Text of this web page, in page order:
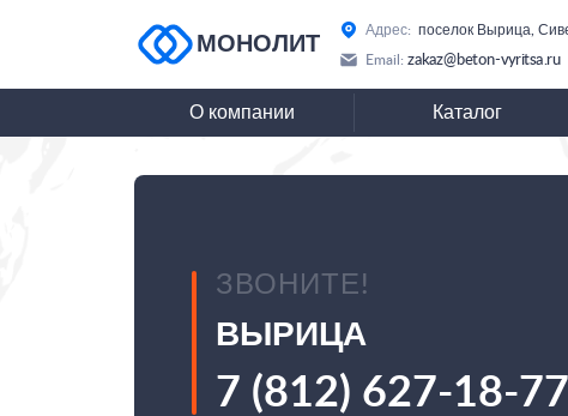
МОНОЛИТ
Адрес: поселок Вырица,
Email: zakaz@beton-vyritsa.ru
О компании Каталог
ЗВОНИТЕ!
ВЫРИЦА
7 (812) 627-18-77